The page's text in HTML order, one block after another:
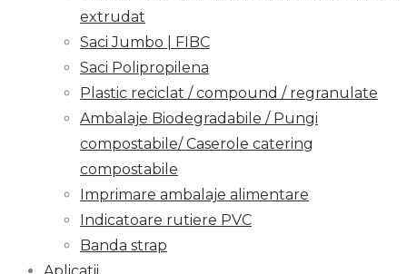
extrudat
Saci Jumbo | FIBC
Saci Polipropilena
Plastic reciclat / compound / regranulate
Ambalaje Biodegradabile / Pungi
compostabile/ Caserole catering
compostabile
Imprimare ambalaje alimentare
Indicatoare rutiere PVC
Banda strap